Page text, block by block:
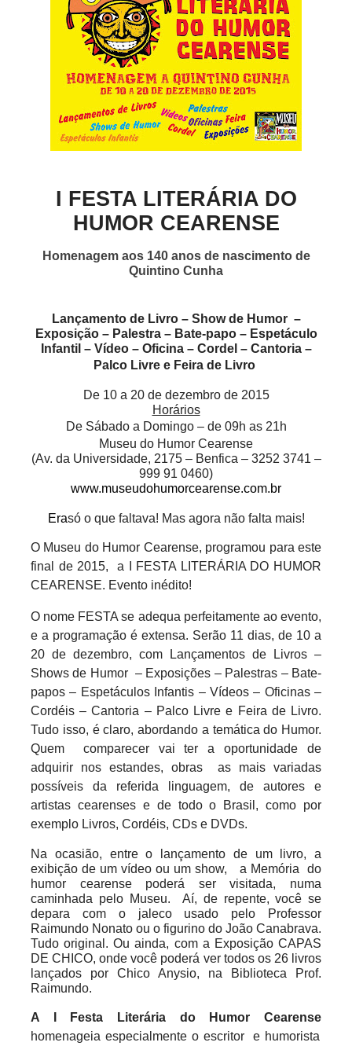
I FESTA LITERÁRIA DO
HUMOR CEARENSE
Homenagem aos 140 anos de nascimento de
Quintino Cunha
Lançamento de Livro – Show de Humor –
Exposição – Palestra – Bate-papo – Espetáculo
Infantil – Vídeo – Oficina – Cordel – Cantoria –
Palco Livre e Feira de Livro
De 10 a 20 de dezembro de 2015
Horários
De Sábado a Domingo – de 09h as 21h
Museu do Humor Cearense
(Av. da Universidade, 2175 – Benfica – 3252 3741 –
999 91 0460)
www.museudohumorcearense.com.br
Erasó o que faltava! Mas agora não falta mais!
O Museu do Humor Cearense, programou para este
final de 2015,
a I FESTA LITERÁRIA DO HUMOR
CEARENSE. Evento inédito!
O nome FESTA se adequa perfeitamente ao evento,
e a programação é extensa. Serão 11 dias, de 10 a
20 de dezembro, com Lançamentos de Livros –
Shows de Humor – Exposições – Palestras – Bate-
papos – Espetáculos Infantis – Vídeos – Oficinas –
Cordéis – Cantoria – Palco Livre e Feira de Livro.
Tudo isso, é claro, abordando a temática do Humor.
Quem
comparecer vai ter a oportunidade de
adquirir nos estandes, obras
as mais variadas
possíveis da referida linguagem, de autores e
artistas cearenses e de todo o Brasil, como por
exemplo Livros, Cordéis, CDs e DVDs.
Na ocasião, entre o lançamento de um livro, a
exibição de um vídeo ou um show,
a Memória
do
humor cearense poderá ser visitada, numa
caminhada pelo Museu.
Aí, de repente, você se
depara com o jaleco usado pelo Professor
Raimundo Nonato ou o figurino do João Canabrava.
Tudo original. Ou ainda, com a Exposição CAPAS
DE CHICO, onde você poderá ver todos os 26 livros
lançados por Chico Anysio, na Biblioteca Prof.
Raimundo.
A I Festa Literária do Humor Cearense
homenageia especialmente o escritor
e humorista